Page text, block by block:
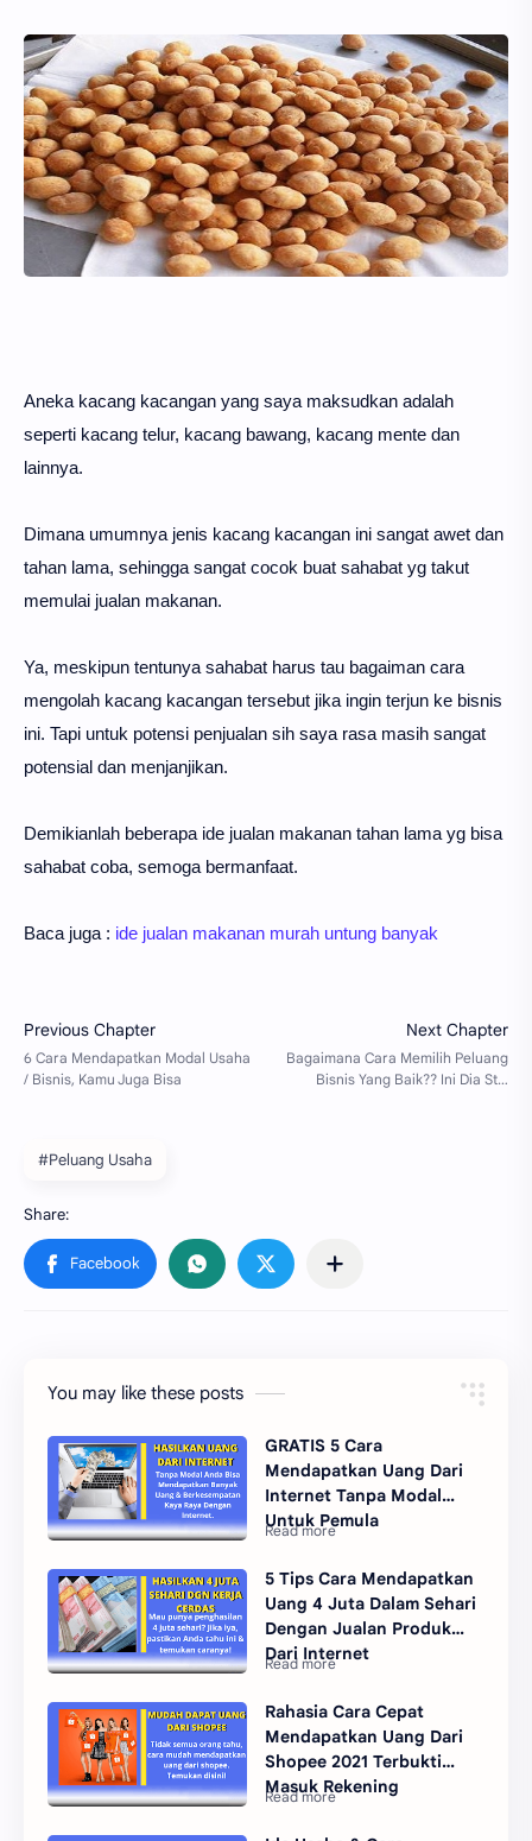
Aneka kacang kacangan yang saya maksudkan adalah
seperti kacang telur, kacang bawang, kacang mente dan
lainnya.
Dimana umumnya jenis kacang kacangan ini sangat awet dan
tahan lama, sehingga sangat cocok buat sahabat yg takut
memulai jualan makanan.
Ya, meskipun tentunya sahabat harus tau bagaiman cara
mengolah kacang kacangan tersebut jika ingin terjun ke bisnis
ini. Tapi untuk potensi penjualan sih saya rasa masih sangat
potensial dan menjanjikan.
Demikianlah beberapa ide jualan makanan tahan lama yg bisa
sahabat coba, semoga bermanfaat.
Baca juga : ide jualan makanan murah untung banyak
#Peluang Usaha
You may like these posts
GRATIS 5 Cara
Mendapatkan Uang Dari
Internet Tanpa Modal
Untuk Pemula
5 Tips Cara Mendapatkan
Uang 4 Juta Dalam Sehari
Dengan Jualan Produk
Dari Internet
Rahasia Cara Cepat
Mendapatkan Uang Dari
Shopee 2021 Terbukti
Masuk Rekening